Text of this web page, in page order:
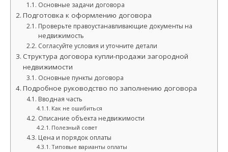
Основные задачи договора
Подготовка к оформлению договора
Проверьте правоустанавливающие документы на
недвижимость
Согласуйте условия и уточните детали
Структура договора купли-продажи загородной
недвижимости
Основные пункты договора
Подробное руководство по заполнению договора
Вводная часть
Как не ошибиться
Описание объекта недвижимости
Полезный совет
Цена и порядок оплаты
Типовые варианты оплаты